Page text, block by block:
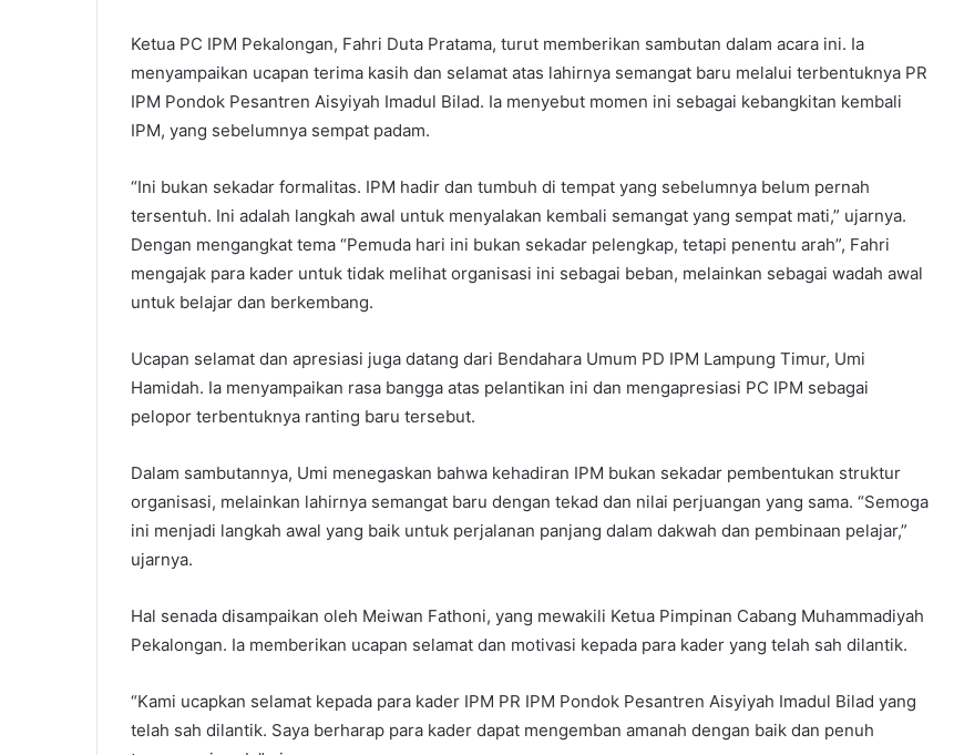
Ketua PC IPM Pekalongan, Fahri Duta Pratama, turut memberikan sambutan dalam acara ini. Ia
menyampaikan ucapan terima kasih dan selamat atas lahirnya semangat baru melalui terbentuknya PR
IPM Pondok Pesantren Aisyiyah Imadul Bilad. Ia menyebut momen ini sebagai kebangkitan kembali
IPM, yang sebelumnya sempat padam.
“Ini bukan sekadar formalitas. IPM hadir dan tumbuh di tempat yang sebelumnya belum pernah
tersentuh. Ini adalah langkah awal untuk menyalakan kembali semangat yang sempat mati,” ujarnya.
Dengan mengangkat tema “Pemuda hari ini bukan sekadar pelengkap, tetapi penentu arah”, Fahri
mengajak para kader untuk tidak melihat organisasi ini sebagai beban, melainkan sebagai wadah awal
untuk belajar dan berkembang.
Ucapan selamat dan apresiasi juga datang dari Bendahara Umum PD IPM Lampung Timur, Umi
Hamidah. Ia menyampaikan rasa bangga atas pelantikan ini dan mengapresiasi PC IPM sebagai
pelopor terbentuknya ranting baru tersebut.
Dalam sambutannya, Umi menegaskan bahwa kehadiran IPM bukan sekadar pembentukan struktur
organisasi, melainkan lahirnya semangat baru dengan tekad dan nilai perjuangan yang sama. “Semoga
ini menjadi langkah awal yang baik untuk perjalanan panjang dalam dakwah dan pembinaan pelajar,”
ujarnya.
Hal senada disampaikan oleh Meiwan Fathoni, yang mewakili Ketua Pimpinan Cabang Muhammadiyah
Pekalongan. Ia memberikan ucapan selamat dan motivasi kepada para kader yang telah sah dilantik.
“Kami ucapkan selamat kepada para kader IPM PR IPM Pondok Pesantren Aisyiyah Imadul Bilad yang
telah sah dilantik. Saya berharap para kader dapat mengemban amanah dengan baik dan penuh